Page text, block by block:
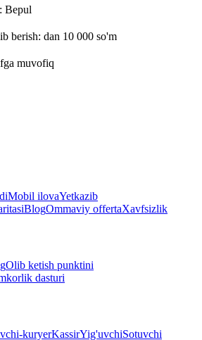
Bepul
berish: dan 10 000 so'm
muvofiq
Mobil ilovaYetkazib
BlogOmmaviy offertaXavfsizlik
Olib ketish punktini
dasturi
kuryerKassirYig'uvchiSotuvchi